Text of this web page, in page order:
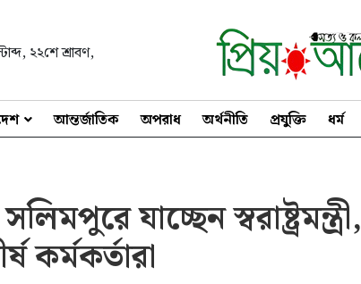
, ২২শে শ্রাবণ,
আন্তর্জাতিক অপরাধ অর্থনীতি প্রযুক্তি ধর্ম
যাচ্ছেন স্বরাষ্ট্রমন্ত্রী,
কর্মকর্তারা